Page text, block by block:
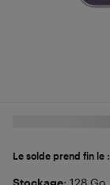
Le solde prend fin le :
Stockage: 128 Go